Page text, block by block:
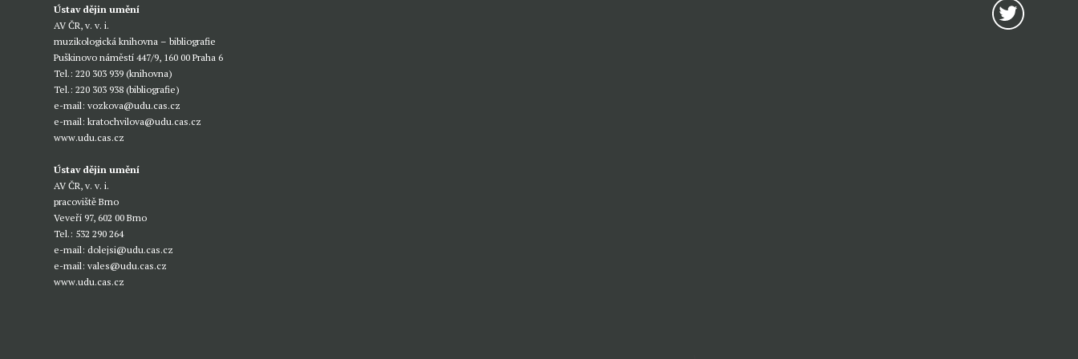
Ústav dějin umění
AV ČR, v. v. i.
muzikologická knihovna – bibliografie
Puškinovo náměstí 447/9, 160 00 Praha 6
Tel.: 220 303 939 (knihovna)
Tel.: 220 303 938 (bibliografie)
e-mail:vozkova@udu.cas.cz
e-mail:kratochvilova@udu.cas.cz
www.udu.cas.cz
Ústav dějin umění
AV ČR, v. v. i.
pracoviště Brno
Veveří 97, 602 00 Brno
Tel.: 532 290 264
e-mail: dolejsi@udu.cas.cz
e-mail:vales@udu.cas.cz
www.udu.cas.cz